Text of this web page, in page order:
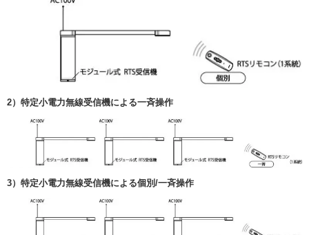
2）特定小電力無線受信機による一斉操作
3）特定小電力無線受信機による個別/一斉操作